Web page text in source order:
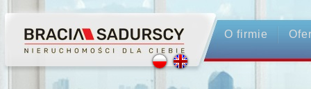
O firmie